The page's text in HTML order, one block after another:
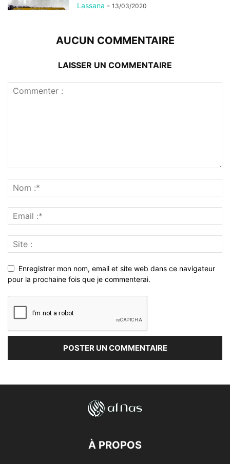
Lassana - 13/03/2020
AUCUN COMMENTAIRE
LAISSER UN COMMENTAIRE
Enregistrer mon nom, email et site web dans ce navigateur
pour la prochaine fois que je commenterai.
À PROPOS